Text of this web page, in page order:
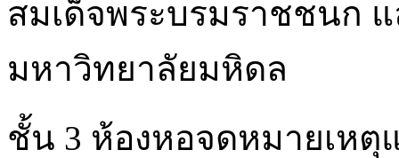
สมเด็จพระบรมราชชนก
มหาวิทยาลัยมหิดล
ชั้น 3 ห้องหอจดหมายเห